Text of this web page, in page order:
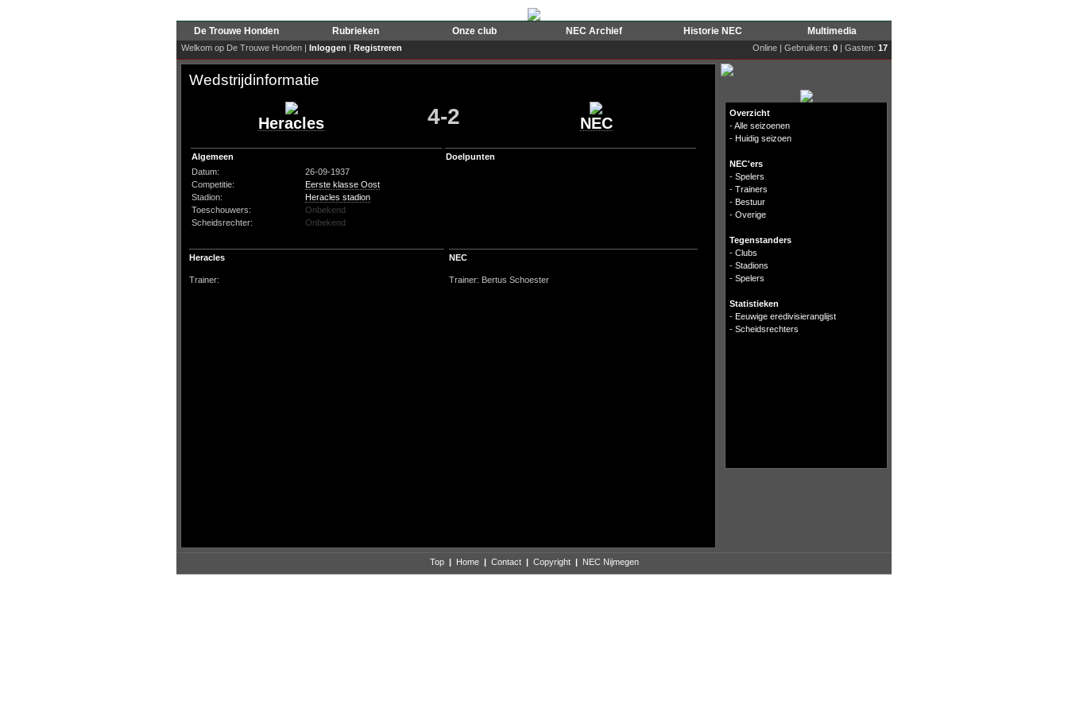
De Trouwe Honden Rubrieken Onze club NEC Archief Historie NEC Multimedia
Welkom op De Trouwe Honden | Inloggen | Registreren Online | Gebruikers: 0 | Gasten: 17
Wedstrijdinformatie
Heracles 4-2 NEC
Algemeen
Datum:
26-09-1937
Competitie:
Eerste klasse Oost
Stadion:
Heracles stadion
Toeschouwers:
Onbekend
Scheidsrechter:
Onbekend
Doelpunten
Heracles NEC
Trainer: Trainer: Bertus Schoester
Overzicht
-Alle seizoenen
- Huidig seizoen
NEC'ers
- Spelers
- Trainers
- Bestuur
- Overige
Tegenstanders
- Clubs
- Stadions
- Spelers
Statistieken
- Eeuwige eredivisieranglijst
- Scheidsrechters
Top | Home | Contact | Copyright | NEC Nijmegen